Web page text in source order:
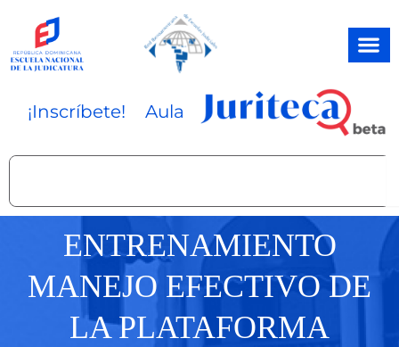
contenido
¡Inscríbete! Aula
Search
ENTRENAMIENTO
MANEJO EFECTIVO DE
LA PLATAFORMA